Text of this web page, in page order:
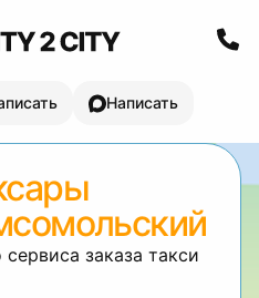
Написать
сервиса заказа такси